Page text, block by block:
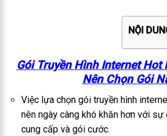
NỘI
Gói Truyền Hình Internet Hot
Nên Chọn Gói
Việc lựa chọn gói truyền hình
nên ngày càng khó khăn hơn với sự
cung cấp và gói cước.